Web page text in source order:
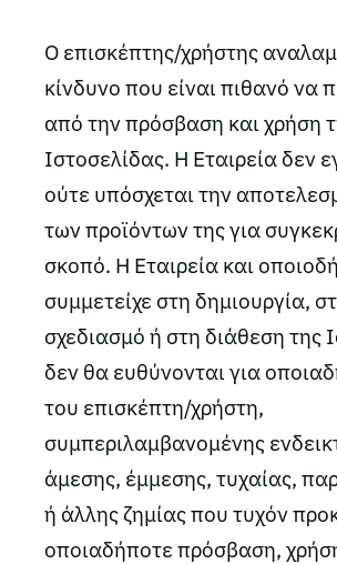
Ο επισκέπτης/χρήστης
κίνδυνο που είναι πιθανό να
από την πρόσβαση και χρήση
Ιστοσελίδας. Η Εταιρεία δεν
ούτε υπόσχεται την
των προϊόντων της για
σκοπό. Η Εταιρεία και
συμμετείχε στη δημιουργία,
σχεδιασμό ή στη διάθεση της
δεν θα ευθύνονται για
του επισκέπτη/χρήστη,
συμπεριλαμβανομένης
άμεσης, έμμεσης, τυχαίας,
ή άλλης ζημίας που τυχόν
οποιαδήποτε πρόσβαση,